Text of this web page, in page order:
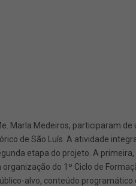
Marla Medeiros, participaram de
de São Luís. A atividade
etapa do projeto. A
do 1º Ciclo de
alvo, conteúdo programático